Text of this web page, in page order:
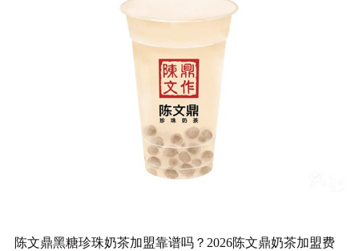
陈文鼎黑糖珍珠奶茶加盟靠谱吗？2026陈文鼎奶茶加盟费